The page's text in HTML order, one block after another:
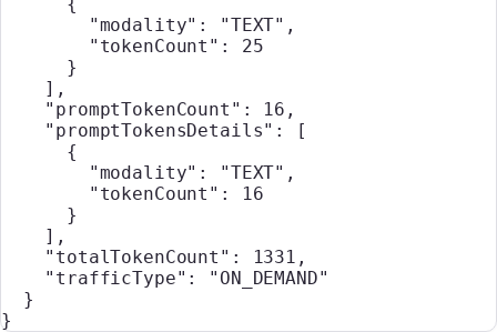
        "modality"
: "TEXT" ,
        "tokenCount"
: 25
      }
    ],
    "promptTokenCount"
: 16 ,
    "promptTokensDetails"
: [
      {
        "modality"
: "TEXT" ,
        "tokenCount"
:
16
      }
    ],
    "totalTokenCount"
: 1331 ,
    "trafficType"
: "ON_DEMAND"
  }
}